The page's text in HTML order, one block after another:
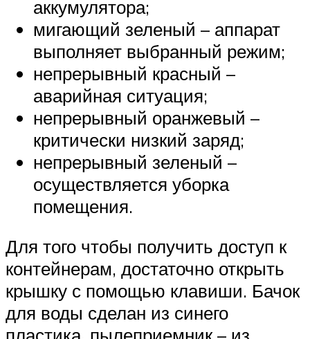
аккумулятора;
мигающий зеленый – аппарат
выполняет выбранный режим;
непрерывный красный –
аварийная ситуация;
непрерывный оранжевый –
критически низкий заряд;
непрерывный зеленый –
осуществляется уборка
помещения.
Для того чтобы получить доступ к
контейнерам, достаточно открыть
крышку с помощью клавиши. Бачок
для воды сделан из синего